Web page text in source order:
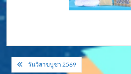
แนะแนว
วันวิสาขบูชา 2569